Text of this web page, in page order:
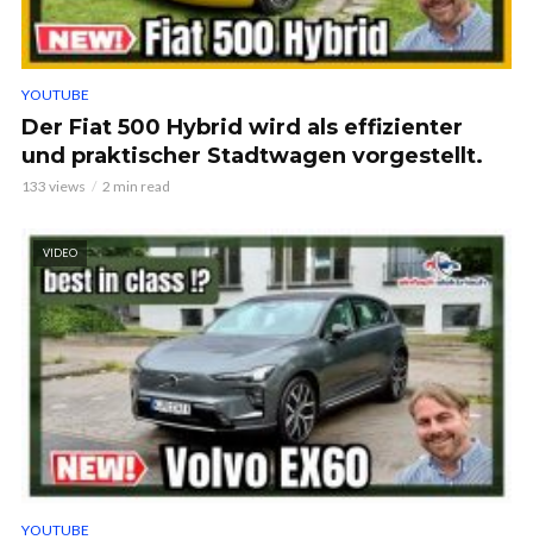
YOUTUBE
Der Fiat 500 Hybrid wird als effizienter
und praktischer Stadtwagen vorgestellt.
133 views 2 min read
VIDEO
YOUTUBE